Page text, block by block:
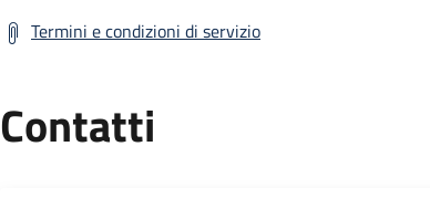
Termini e condizioni di servizio
Contatti